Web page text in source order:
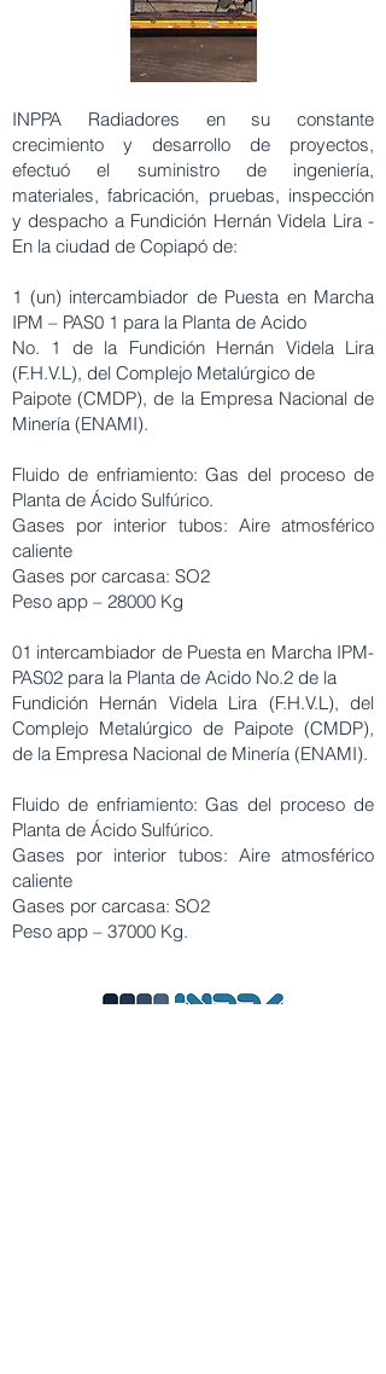
INPPA Radiadores en su constante
crecimiento y desarrollo de proyectos,
efectuó el suministro de ingeniería,
materiales, fabricación, pruebas, inspección
y despacho a Fundición Hernán Videla Lira -
En la ciudad de Copiapó de:
1 (un) intercambiador de Puesta en Marcha
IPM – PAS0 1 para la Planta de Acido
No. 1 de la Fundición Hernán Videla Lira
(F.H.V.L), del Complejo Metalúrgico de
Paipote (CMDP), de la Empresa Nacional de
Minería (ENAMI).
Fluido de enfriamiento: Gas del proceso de
Planta de Ácido Sulfúrico.
Gases por interior tubos: Aire atmosférico
caliente
Gases por carcasa: SO2
Peso app – 28000 Kg
01 intercambiador de Puesta en Marcha IPM-
PAS02 para la Planta de Acido No.2 de la
Fundición Hernán Videla Lira (F.H.V.L), del
Complejo Metalúrgico de Paipote (CMDP),
de la Empresa Nacional de Minería (ENAMI).
Fluido de enfriamiento: Gas del proceso de
Planta de Ácido Sulfúrico.
Gases por interior tubos: Aire atmosférico
caliente
Gases por carcasa: SO2
Peso app – 37000 Kg.